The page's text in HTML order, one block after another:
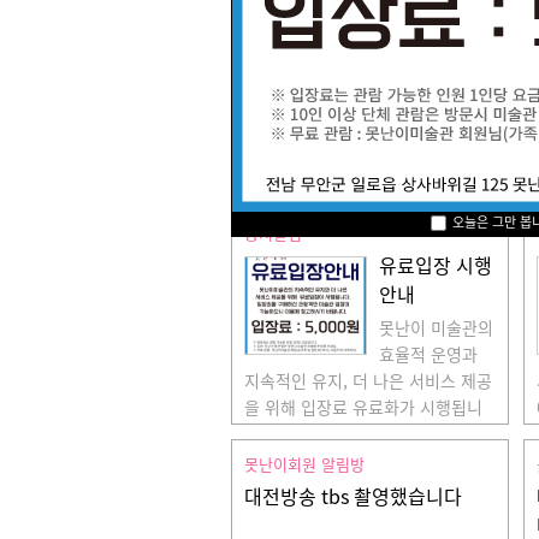
오늘은 그만 봅
공지알림
유료입장 시행
안내
못난이 미술관의
효율적 운영과
지속적인 유지, 더 나은 서비스 제공
을 위해 입장료 유료화가 시행됩니
다. 미술관 관람시 참고하여 주시기
바랍니다.
못난이회원 알림방
대전방송 tbs 촬영했습니다